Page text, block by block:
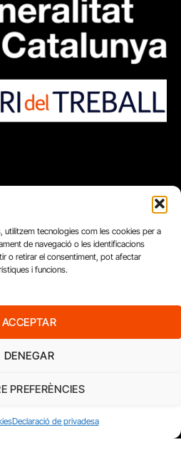
utilitzem tecnologies com les cookies per a
de navegació o les identificacions
o retirar el consentiment, pot afectar
i funcions.
ACCEPTAR
DENEGAR
PREFERÈNCIES
Declaració de privadesa